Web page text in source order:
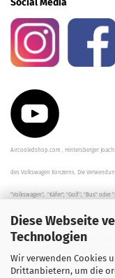
Diese Webseite
Technologien
Wir verwenden Cookies
Drittanbietern, um die
Social Media
Aircooledshop.com , Hintersberger
des Volkswagen Konzerns. Die
"Volkswagen", "Käfer", "Golf", "Bus" oder
der Beschreibung der Teile und stellt in
Verbindung zu dem Unternehmen
Die Beschreibungen, Zeichnungen und